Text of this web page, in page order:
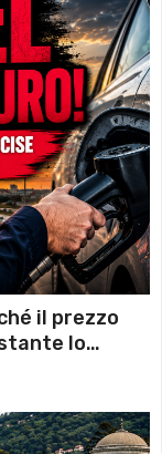
il prezzo
lo